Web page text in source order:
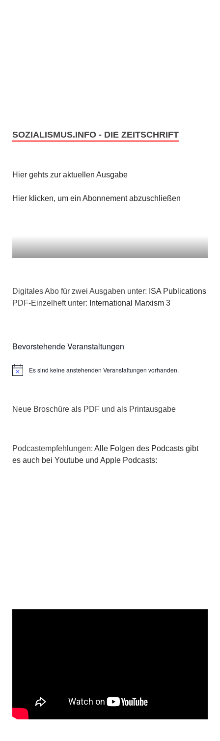
SOZIALISMUS.INFO - DIE ZEITSCHRIFT
Hier gehts zur aktuellen Ausgabe
Hier klicken, um ein Abonnement abzuschließen
Digitales Abo für zwei Ausgaben unter: ISA Publications
PDF-Einzelheft unter: International Marxism 3
Bevorstehende Veranstaltungen
HinweisEs sind keine anstehenden Veranstaltungen vorhanden.
Neue Broschüre als PDF und als Printausgabe
Podcastempfehlungen: Alle Folgen des Podcasts gibt
es auch bei Youtube und Apple Podcasts: